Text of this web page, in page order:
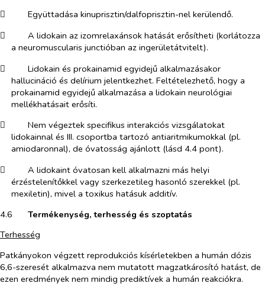
​
Együttadása kinuprisztin/dalfoprisztin-nel kerülendő.
​
A lidokain az izomrelaxánsok hatását erősítheti (korlátozza
a neuromuscularis junctióban az ingerületátvitelt).
​
Lidokain és prokainamid egyidejű alkalmazásakor
hallucináció és delírium jelentkezhet. Feltételezhető, hogy a
prokainamid egyidejű alkalmazása a lidokain neurológiai
mellékhatásait erősíti.
​
Nem végeztek specifikus interakciós vizsgálatokat
lidokainnal és III. csoportba tartozó antiaritmikumokkal (pl.
amiodaronnal), de óvatosság ajánlott (lásd 4.4 pont).
​
A lidokaint óvatosan kell alkalmazni más helyi
érzéstelenítőkkel vagy szerkezetileg hasonló szerekkel (pl.
mexiletin), mivel a toxikus hatásuk additív.
4.6​
Termékenység, terhesség és szoptatás
Terhesség
Patkányokon végzett reprodukciós kísérletekben a humán dózis
6,6-szeresét alkalmazva nem mutatott magzatkárosító hatást, de
ezen eredmények nem mindig prediktívek a humán reakciókra.